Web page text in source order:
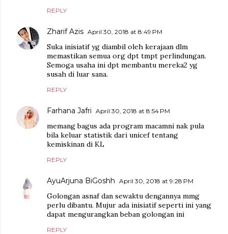
REPLY
Zharif Azis April 30, 2018 at 8:49 PM
Suka inisiatif yg diambil oleh kerajaan dlm
memastikan semua org dpt tmpt perlindungan.
Semoga usaha ini dpt membantu mereka2 yg
susah di luar sana.
REPLY
Farhana Jafri April 30, 2018 at 8:54 PM
memang bagus ada program macamni nak pula
bila keluar statistik dari unicef tentang
kemiskinan di KL
REPLY
AyuArjuna BiGoshh April 30, 2018 at 9:28 PM
Golongan asnaf dan sewaktu dengannya mmg
perlu dibantu. Mujur ada inisiatif seperti ini yang
dapat mengurangkan beban golongan ini
REPLY